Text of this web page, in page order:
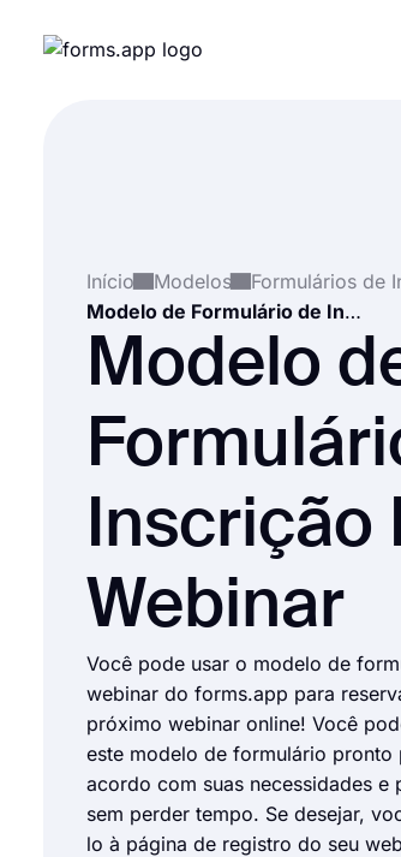
Início Modelos
Modelo de Formulário de Inscrição Para Webinar
Modelo
Inscrição
Webinar
Você pode usar o modelo de
webinar do forms.app para
próximo webinar online! Você
este modelo de formulário
acordo com suas necessidades e
sem perder tempo. Se desejar,
lo à página de registro do seu